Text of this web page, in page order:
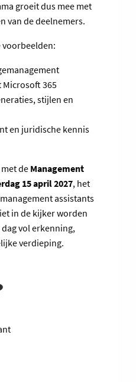
groeit dus mee met
van de deelnemers.
voorbeelden:
Microsoft 365
stijlen en
en juridische kennis
de Management
15 april 2027, het
assistants
in de kijker worden
vol erkenning,
verdieping.